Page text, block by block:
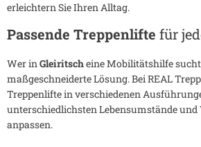
erleichtern Sie Ihren Alltag.
Passende Treppenlifte für
Wer inGleiritscheine Mobilitätshilfe
maßgeschneiderte Lösung. Bei REAL
Treppenlifte in verschiedenen
unterschiedlichsten Lebensumstände
anpassen.